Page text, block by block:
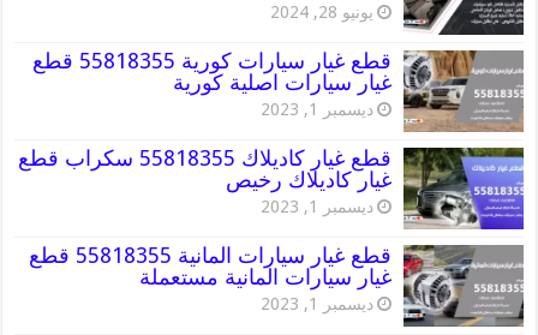
يونيو 28, 2024
قطع غيار سيارات كورية 55818355 قطع
غيار سيارات اصلية كورية
ديسمبر 1, 2023
قطع غيار كاديلاك 55818355 سكراب قطع
غيار كاديلاك رخيص
ديسمبر 1, 2023
قطع غيار سيارات المانية 55818355 قطع
غيار سيارات المانية مستعملة
ديسمبر 1, 2023